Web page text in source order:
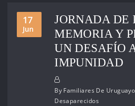
17
Jun
JORNADA DE
MEMORIA Y
UN DESAFÍO
IMPUNIDAD
By Familiares De
Desaparecidos